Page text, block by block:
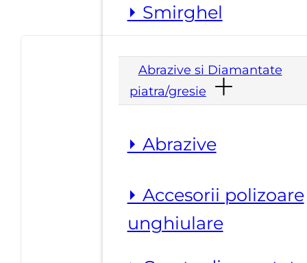
⏵ Smirghel
Abrazive si Diamantate
piatra/gresie
⏵ Abrazive
⏵ Accesorii polizoare
unghiulare